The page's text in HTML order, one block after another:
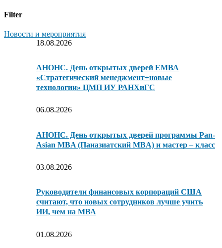
Filter
Новости и мероприятия
18.08.2026
АНОНС. День открытых дверей ЕМВА
«Стратегический менеджмент+новые
технологии» ЦМП ИУ РАНХиГС
06.08.2026
АНОНС. День открытых дверей программы Pan-
Asian MBA (Паназиатский MBA) и мастер – класс
03.08.2026
Руководители финансовых корпораций США
считают, что новых сотрудников лучше учить
ИИ, чем на МВА
01.08.2026